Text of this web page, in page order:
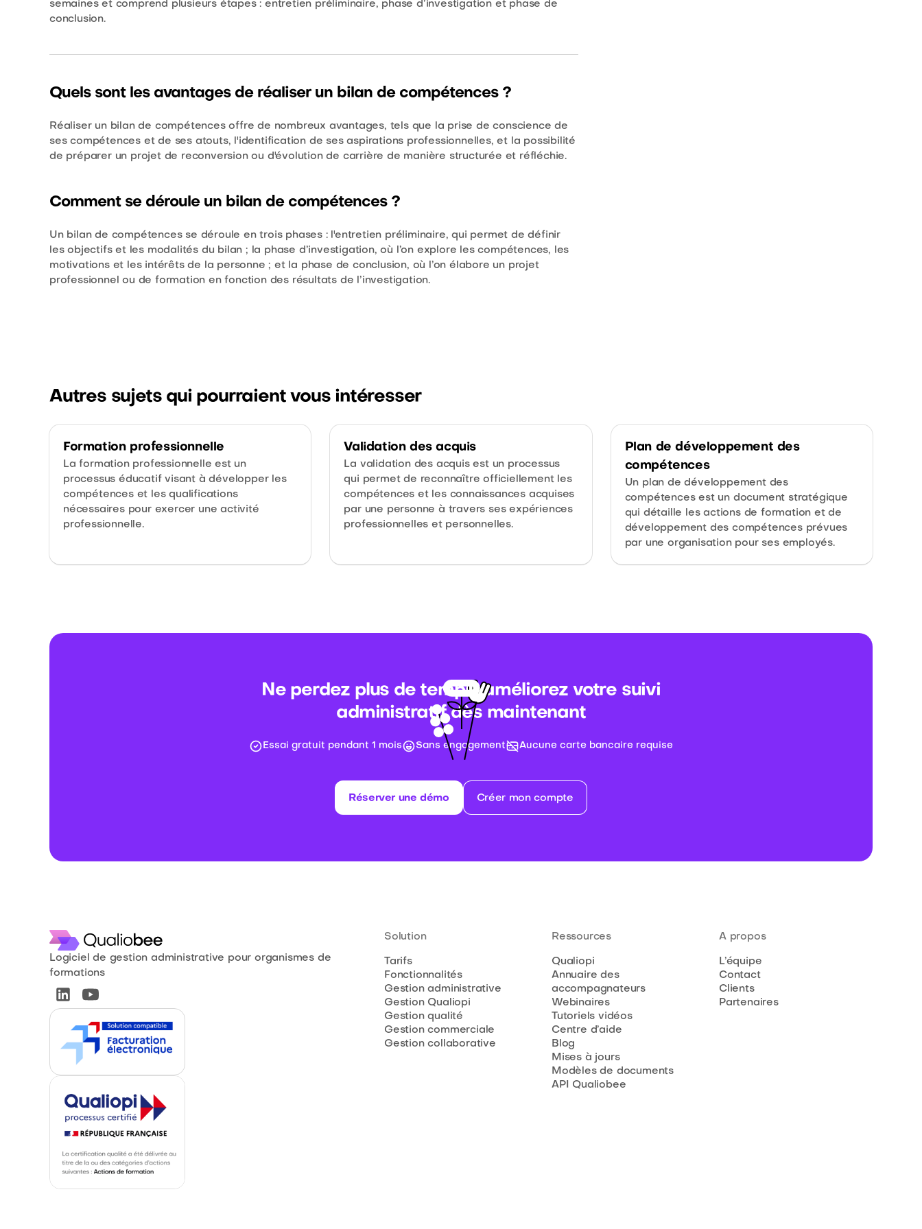
semaines et comprend plusieurs étapes : entretien préliminaire, phase d’investigation et phase de
conclusion.
Quels sont les avantages de réaliser un bilan de compétences ?
Réaliser un bilan de compétences offre de nombreux avantages, tels que la prise de conscience de
ses compétences et de ses atouts, l'identification de ses aspirations professionnelles, et la possibilité
de préparer un projet de reconversion ou d'évolution de carrière de manière structurée et réfléchie.
Comment se déroule un bilan de compétences ?
Un bilan de compétences se déroule en trois phases : l'entretien préliminaire, qui permet de définir
les objectifs et les modalités du bilan ; la phase d’investigation, où l’on explore les compétences, les
motivations et les intérêts de la personne ; et la phase de conclusion, où l’on élabore un projet
professionnel ou de formation en fonction des résultats de l’investigation.
Autres sujets qui pourraient vous intéresser
Formation professionnelle
La formation professionnelle est un
processus éducatif visant à développer les
compétences et les qualifications
nécessaires pour exercer une activité
professionnelle.
Validation des acquis
La validation des acquis est un processus
qui permet de reconnaître officiellement les
compétences et les connaissances acquises
par une personne à travers ses expériences
professionnelles et personnelles.
Plan de développement des
compétences
Un plan de développement des
compétences est un document stratégique
qui détaille les actions de formation et de
développement des compétences prévues
par une organisation pour ses employés.
Ne perdez plus de temps, améliorez votre suivi
administratif dès maintenant
Essai gratuit pendant 1 mois Sans engagement Aucune carte bancaire requise
Réserver une démo Créer mon compte
Logiciel de gestion administrative pour organismes de
formations
Solution
Tarifs
Fonctionnalités
Gestion administrative
Gestion Qualiopi
Gestion qualité
Gestion commerciale
Gestion collaborative
Ressources
Qualiopi
Annuaire des
accompagnateurs
Webinaires
Tutoriels vidéos
Centre d’aide
Blog
Mises à jours
Modèles de documents
API Qualiobee
A propos
L’équipe
Contact
Clients
Partenaires